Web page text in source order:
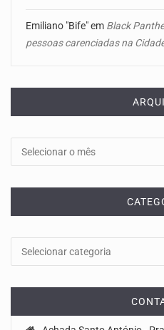
Emiliano "Bife"em Black
pessoas carenciadas na